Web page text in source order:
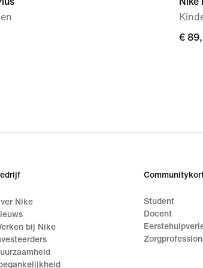
€
€
Nike
bij Nike
Student
Docent